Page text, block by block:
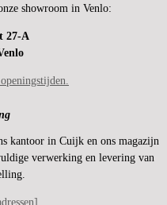
showroom in Venlo:
27-A
kantoor in Cuijk en ons magazijn
verwerking en levering van